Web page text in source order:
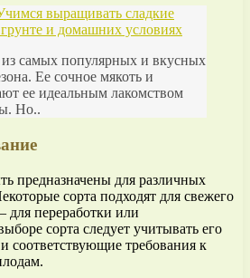
выращивать сладкие
и домашних условиях
самых популярных и вкусных
Ее сочное мякоть и
ее идеальным лакомством
Но..
предназначены для различных
сорта подходят для свежего
для переработки или
сорта следует учитывать его
соответствующие требования к